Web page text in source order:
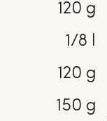
120 g
1/8 l
120 g
150 g